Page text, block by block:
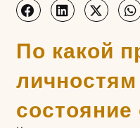
По какой